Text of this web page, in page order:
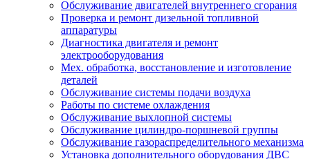
Обслуживание двигателей внутреннего сгорания
Проверка и ремонт дизельной топливной
аппаратуры
Диагностика двигателя и ремонт
электрооборудования
Мех. обработка, восстановление и изготовление
деталей
Обслуживание системы подачи воздуха
Работы по системе охлаждения
Обслуживание выхлопной системы
Обслуживание цилиндро-поршневой группы
Обслуживание газораспределительного механизма
Установка дополнительного оборудования ДВС